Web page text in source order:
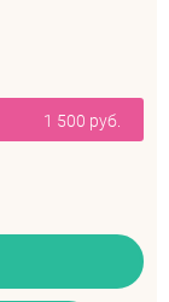
1 500 руб.